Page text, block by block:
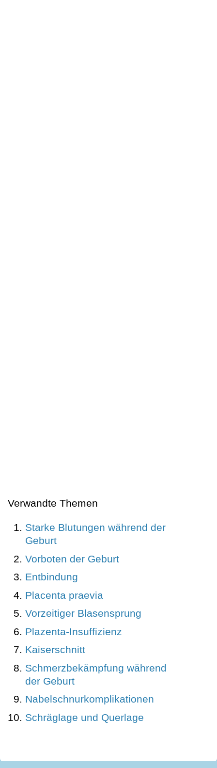
Verwandte Themen
Starke Blutungen während der
Geburt
Vorboten der Geburt
Entbindung
Placenta praevia
Vorzeitiger Blasensprung
Plazenta-Insuffizienz
Kaiserschnitt
Schmerzbekämpfung während
der Geburt
Nabelschnurkomplikationen
Schräglage und Querlage